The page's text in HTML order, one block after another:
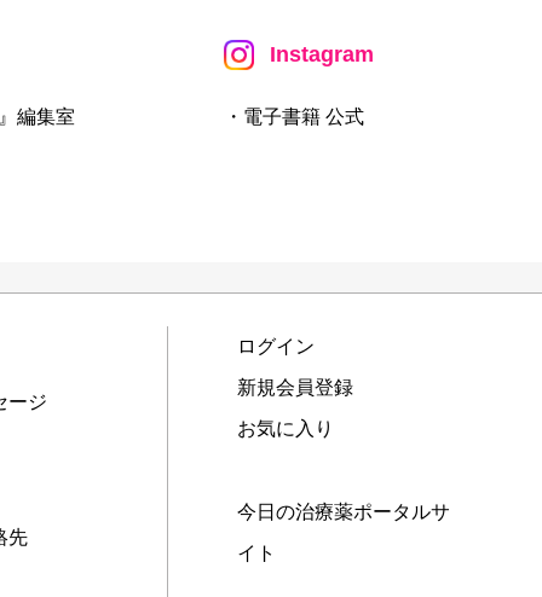
編集室
Instagram
・電子書籍 公式
ージ
先
ログイン
新規会員登録
お気に入り
今日の治療薬ポータルサ
イト